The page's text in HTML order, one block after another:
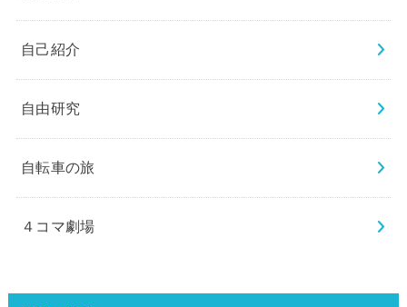
自己紹介
自由研究
自転車の旅
４コマ劇場